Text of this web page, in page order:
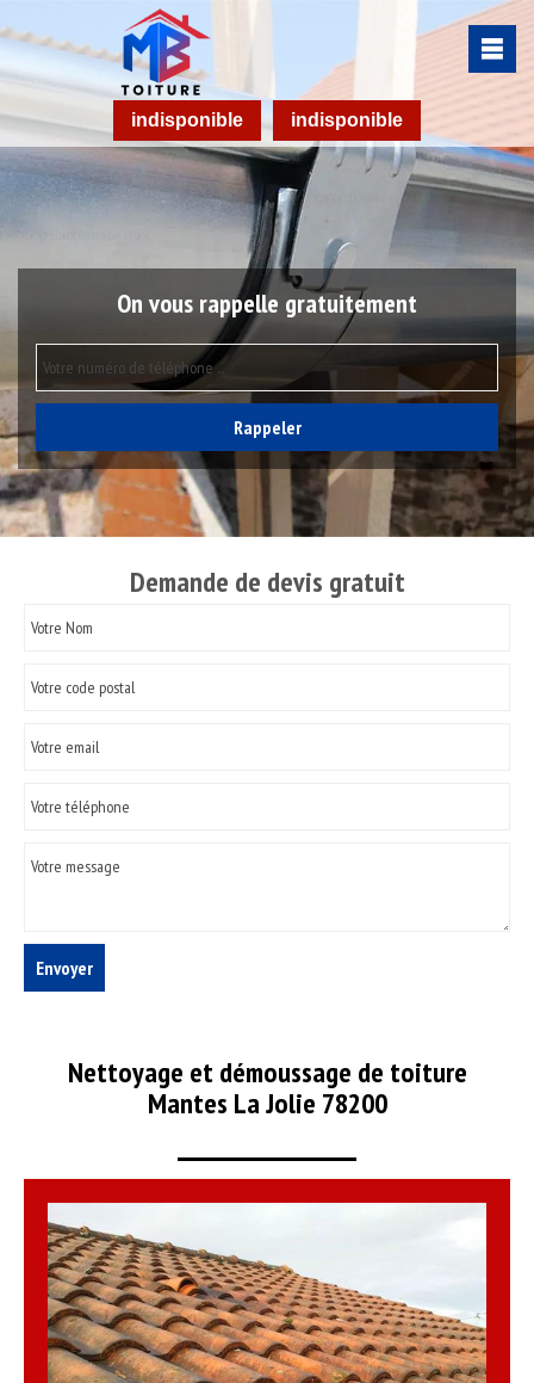
indisponible indisponible
On vous rappelle gratuitement
Demande de devis gratuit
Nettoyage et démoussage de toiture
Mantes La Jolie 78200